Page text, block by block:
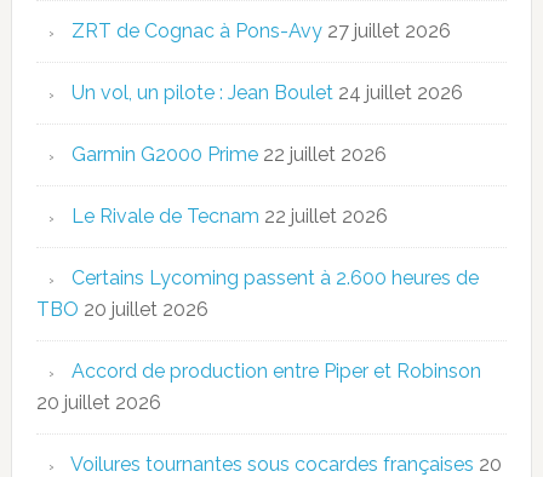
ZRT de Cognac à Pons-Avy 27 juillet 2026
Un vol, un pilote : Jean Boulet 24 juillet 2026
Garmin G2000 Prime 22 juillet 2026
Le Rivale de Tecnam 22 juillet 2026
Certains Lycoming passent à 2.600 heures de
TBO 20 juillet 2026
Accord de production entre Piper et Robinson
20 juillet 2026
Voilures tournantes sous cocardes françaises 20